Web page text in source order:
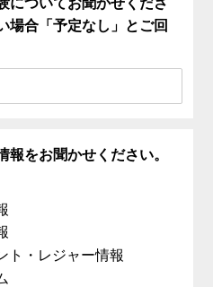
場合「予定なし」とご回
報をお聞かせください。
ト・レジャー情報